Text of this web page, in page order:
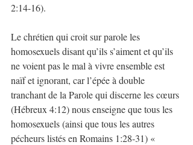
2:14-16).
Le chrétien qui croit sur parole les
homosexuels disant qu’ils s’aiment et qu’ils
ne voient pas le mal à vivre ensemble est
naïf et ignorant, car l’épée à double
tranchant de la Parole qui discerne les cœurs
(Hébreux 4:12) nous enseigne que tous les
homosexuels (ainsi que tous les autres
pécheurs listés en Romains 1:28-31) «